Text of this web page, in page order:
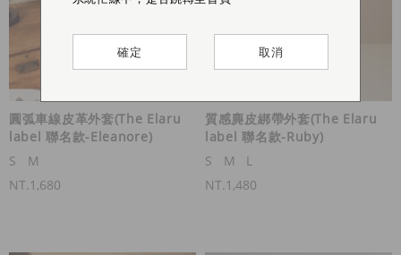
圓弧車線皮革外套(The Elaru
label 聯名款-Eleanore)
S
M
NT.1,680
質感麂皮綁帶外套(The Elaru
label 聯名款-Ruby)
S
M
L
NT.1,480
確定 取消
確定 取消
確定 取消
確定 取消